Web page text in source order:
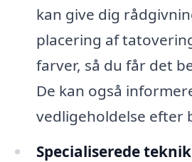
kan give dig
placering af
farver, så du får det
De kan også
vedligeholdelse efter
Specialiserede